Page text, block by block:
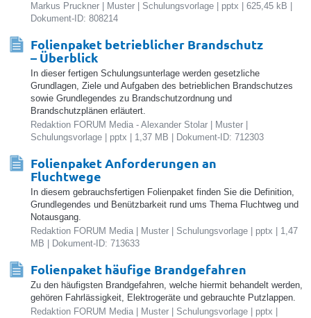
Markus Pruckner | Muster | Schulungsvorlage | pptx | 625,45 kB |
Dokument-ID: 808214
Folienpaket betrieblicher Brandschutz
– Überblick
In dieser fertigen Schulungsunterlage werden gesetzliche
Grundlagen, Ziele und Aufgaben des betrieblichen Brandschutzes
sowie Grundlegendes zu Brandschutzordnung und
Brandschutzplänen erläutert.
Redaktion FORUM Media - Alexander Stolar | Muster |
Schulungsvorlage | pptx | 1,37 MB | Dokument-ID: 712303
Folienpaket Anforderungen an
Fluchtwege
In diesem gebrauchsfertigen Folienpaket finden Sie die Definition,
Grundlegendes und Benützbarkeit rund ums Thema Fluchtweg und
Notausgang.
Redaktion FORUM Media | Muster | Schulungsvorlage | pptx | 1,47
MB | Dokument-ID: 713633
Folienpaket häufige Brandgefahren
Zu den häufigsten Brandgefahren, welche hiermit behandelt werden,
gehören Fahrlässigkeit, Elektrogeräte und gebrauchte Putzlappen.
Redaktion FORUM Media | Muster | Schulungsvorlage | pptx |